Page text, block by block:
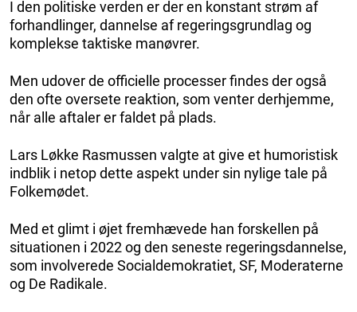
I den politiske verden er der en konstant strøm af
forhandlinger, dannelse af regeringsgrundlag og
komplekse taktiske manøvrer.
Men udover de officielle processer findes der også
den ofte oversete reaktion, som venter derhjemme,
når alle aftaler er faldet på plads.
Lars Løkke Rasmussen valgte at give et humoristisk
indblik i netop dette aspekt under sin nylige tale på
Folkemødet.
Med et glimt i øjet fremhævede han forskellen på
situationen i 2022 og den seneste regeringsdannelse,
som involverede Socialdemokratiet, SF, Moderaterne
og De Radikale.